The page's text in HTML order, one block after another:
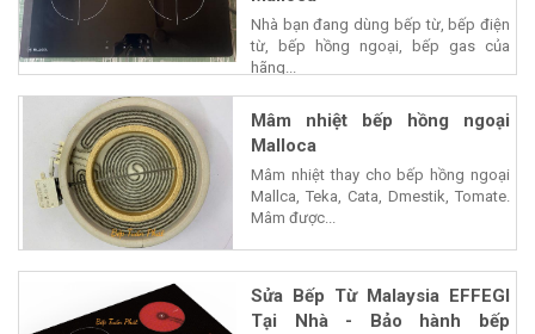
Nhà bạn đang dùng bếp từ, bếp điện
từ, bếp hồng ngoại, bếp gas của
hãng...
Mâm nhiệt bếp hồng ngoại
Malloca
Mâm nhiệt thay cho bếp hồng ngoại
Mallca, Teka, Cata, Dmestik, Tomate.
Mâm được...
Sửa Bếp Từ Malaysia EFFEGI
Tại Nhà - Bảo hành bếp